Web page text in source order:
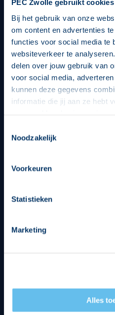
PEC Zwolle gebruikt cookies
Bij het gebruik van onze
om content en advertenties
functies voor social media te
websiteverkeer te
delen over jouw gebruik van
voor social media,
kunnen deze gegevens
informatie die jij aan ze hebt
op een veilige en integere
beheren op de privacy- en
Noodzakelijk
Voorkeuren
Statistieken
Marketing
Alles